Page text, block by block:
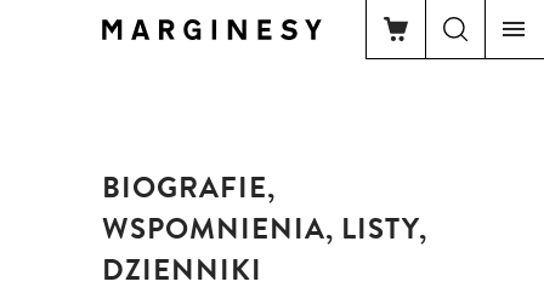
BIOGRAFIE,
WSPOMNIENIA, LISTY,
DZIENNIKI